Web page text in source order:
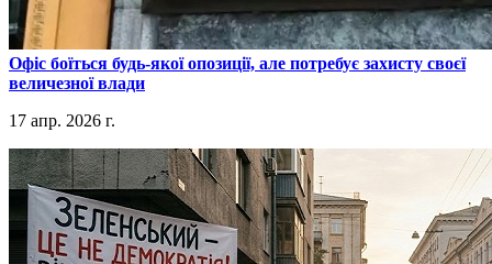
​Офіс боїться будь-якої опозиції, але потребує захисту своєї
величезної влади
17 апр. 2026 г.